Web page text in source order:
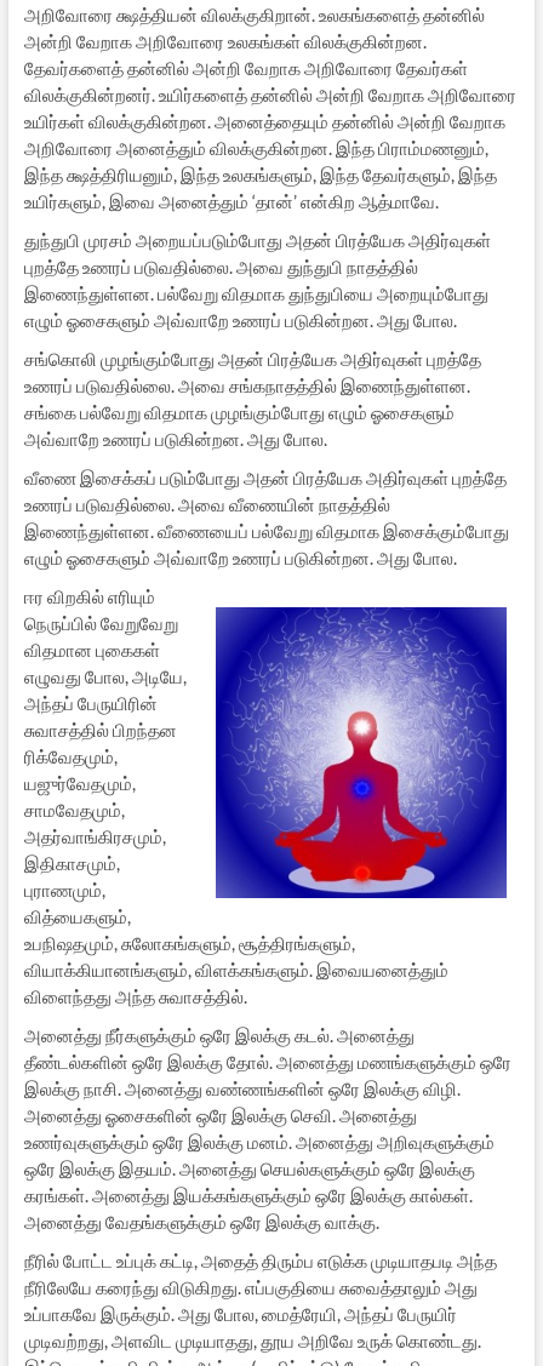
அறிவோரை க்ஷத்தியன் விலக்குகிறான். உலகங்களைத் தன்னில்
அன்றி வேறாக அறிவோரை உலகங்கள் விலக்குகின்றன.
தேவர்களைத் தன்னில் அன்றி வேறாக அறிவோரை தேவர்கள்
விலக்குகின்றனர். உயிர்களைத் தன்னில் அன்றி வேறாக அறிவோரை
உயிர்கள் விலக்குகின்றன. அனைத்தையும் தன்னில் அன்றி வேறாக
அறிவோரை அனைத்தும் விலக்குகின்றன. இந்த பிராம்மணனும்,
இந்த க்ஷத்திரியனும், இந்த உலகங்களும், இந்த தேவர்களும், இந்த
உயிர்களும், இவை அனைத்தும் ‘தான்’ என்கிற ஆத்மாவே.
துந்துபி முரசம் அறையப்படும்போது அதன் பிரத்யேக அதிர்வுகள்
புறத்தே உணரப் படுவதில்லை. அவை துந்துபி நாதத்தில்
இணைந்துள்ளன. பல்வேறு விதமாக துந்துபியை அறையும்போது
எழும் ஓசைகளும் அவ்வாறே உணரப் படுகின்றன. அது போல.
சங்கொலி முழங்கும்போது அதன் பிரத்யேக அதிர்வுகள் புறத்தே
உணரப் படுவதில்லை. அவை சங்கநாதத்தில் இணைந்துள்ளன.
சங்கை பல்வேறு விதமாக முழங்கும்போது எழும் ஓசைகளும்
அவ்வாறே உணரப் படுகின்றன. அது போல.
வீணை இசைக்கப் படும்போது அதன் பிரத்யேக அதிர்வுகள் புறத்தே
உணரப் படுவதில்லை. அவை வீணையின் நாதத்தில்
இணைந்துள்ளன. வீணையைப் பல்வேறு விதமாக இசைக்கும்போது
எழும் ஓசைகளும் அவ்வாறே உணரப் படுகின்றன. அது போல.
ஈர விறகில் எரியும்
நெருப்பில் வேறுவேறு
விதமான புகைகள்
எழுவது போல, அடியே,
அந்தப் பேருயிரின்
சுவாசத்தில் பிறந்தன
ரிக்வேதமும்,
யஜுர்வேதமும்,
சாமவேதமும்,
அதர்வாங்கிரசமும்,
இதிகாசமும்,
புராணமும்,
வித்யைகளும்,
உபநிஷதமும், சுலோகங்களும், சூத்திரங்களும்,
வியாக்கியானங்களும், விளக்கங்களும். இவையனைத்தும்
விளைந்தது அந்த சுவாசத்தில்.
அனைத்து நீர்களுக்கும் ஒரே இலக்கு கடல். அனைத்து
தீண்டல்களின் ஒரே இலக்கு தோல். அனைத்து மணங்களுக்கும் ஒரே
இலக்கு நாசி. அனைத்து வண்ணங்களின் ஒரே இலக்கு விழி.
அனைத்து ஓசைகளின் ஒரே இலக்கு செவி. அனைத்து
உணர்வுகளுக்கும் ஒரே இலக்கு மனம். அனைத்து அறிவுகளுக்கும்
ஒரே இலக்கு இதயம். அனைத்து செயல்களுக்கும் ஒரே இலக்கு
கரங்கள். அனைத்து இயக்கங்களுக்கும் ஒரே இலக்கு கால்கள்.
அனைத்து வேதங்களுக்கும் ஒரே இலக்கு வாக்கு.
நீரில் போட்ட உப்புக் கட்டி, அதைத் திரும்ப எடுக்க முடியாதபடி அந்த
நீரிலேயே கரைந்து விடுகிறது. எப்பகுதியை சுவைத்தாலும் அது
உப்பாகவே இருக்கும். அது போல, மைத்ரேயி, அந்தப் பேருயிர்
முடிவற்றது, அளவிட முடியாதது, தூய அறிவே உருக் கொண்டது.